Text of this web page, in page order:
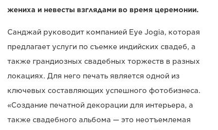
жениха и невесты взглядами во время церемонии.
Санджай руководит компанией Eye Jogia, которая
предлагает услуги по съемке индийских свадеб, а
также грандиозных свадебных торжеств в разных
локациях. Для него печать является одной из
ключевых составляющих успешного фотобизнеса.
«Создание печатной декорации для интерьера, а
также свадебного альбома — это неотъемлемая